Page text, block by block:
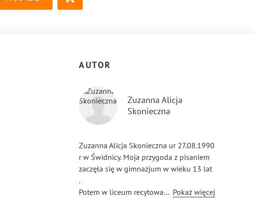
AUTOR
Zuzanna Alicja
Skonieczna
Zuzanna Alicja Skonieczna ur 27.08.1990
r w Świdnicy. Moja przygoda z pisaniem
zaczęła się w gimnazjum w wieku 13 lat
.
Potem w liceum recytowałam swoją
... Pokaż więcej